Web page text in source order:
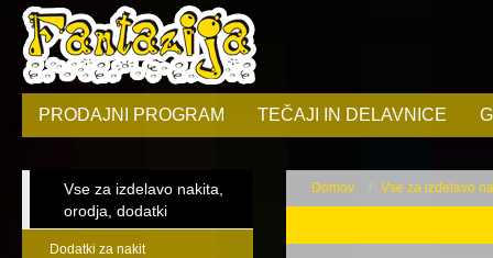
PRODAJNI PROGRAM TEČAJI IN DELAVNICE
Vse za izdelavo nakita,
orodja, dodatki
Dodatki za nakit
Domov Vse za izdelavo